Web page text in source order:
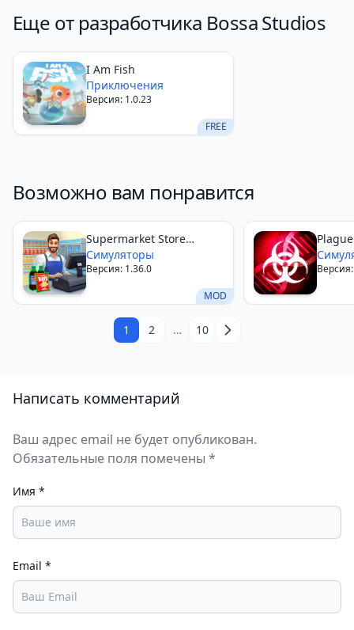
комичных моментов. Если вам нравятся игры с
необычным, черным юмором, где абсурдные
ситуации и нелинейное управление создают
веселье, то эта игра станет отличным выбором для
вашего устройства.
Еще от разработчика Bossa Studios
FREE
I Am Fish
Приключения
Версия: 1.0.23
Возможно вам понравится
MOD
Supermarket Store
Simulator
Симуляторы
Версия: 1.36.0
1 2 … 10
Написать комментарий
Ваш адрес email не будет опубликован.
Обязательные поля помечены *
Имя *
Email *